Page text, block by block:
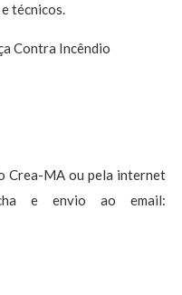
técnicos.
Contra Incêndio
Crea-MA ou pela internet
e envio ao email: